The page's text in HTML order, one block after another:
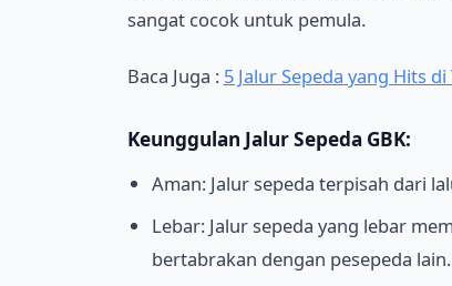
sangat cocok untuk pemula.
Baca Juga : 5 Jalur Sepeda yang Hits
Keunggulan Jalur Sepeda GBK:
Aman: Jalur sepeda terpisah dari
Lebar: Jalur sepeda yang lebar
bertabrakan dengan pesepeda lain.